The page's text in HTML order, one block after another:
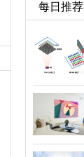
每日推荐